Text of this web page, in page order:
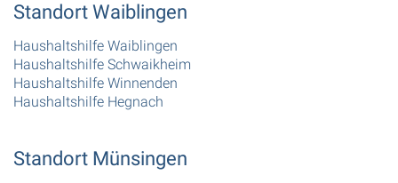
Standort Waiblingen
Haushaltshilfe Waiblingen
Haushaltshilfe Schwaikheim
Haushaltshilfe Winnenden
Haushaltshilfe Hegnach
Standort Münsingen